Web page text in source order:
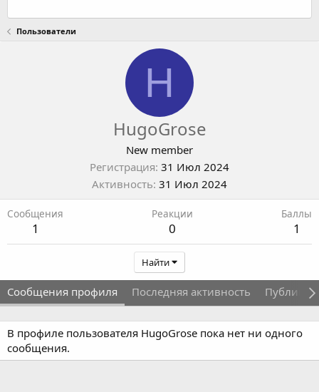
Пользователи
H
HugoGrose
New member
Регистрация 31 Июл 2024
Активность 31 Июл 2024
Сообщения
1
Реакции
0
Баллы
1
Найти
Сообщения профиля Последняя активность
В профиле пользователя HugoGrose пока нет ни одного
сообщения.